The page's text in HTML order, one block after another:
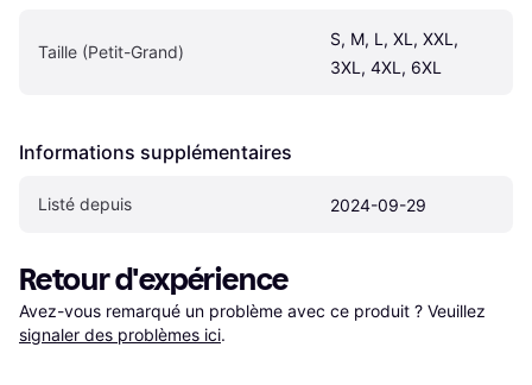
Taille (Petit-Grand)
S, M, L, XL, XXL,
3XL, 4XL, 6XL
Informations supplémentaires
Listé depuis 2024-09-29
Retour d'expérience
Avez-vous remarqué un problème avec ce produit ? Veuillez
signaler des problèmes ici.